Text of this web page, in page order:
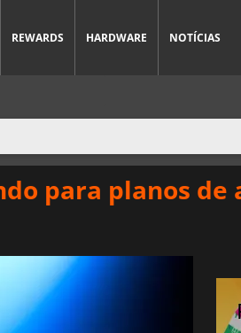
REWARDS HARDWARE NOTÍCIAS
para planos